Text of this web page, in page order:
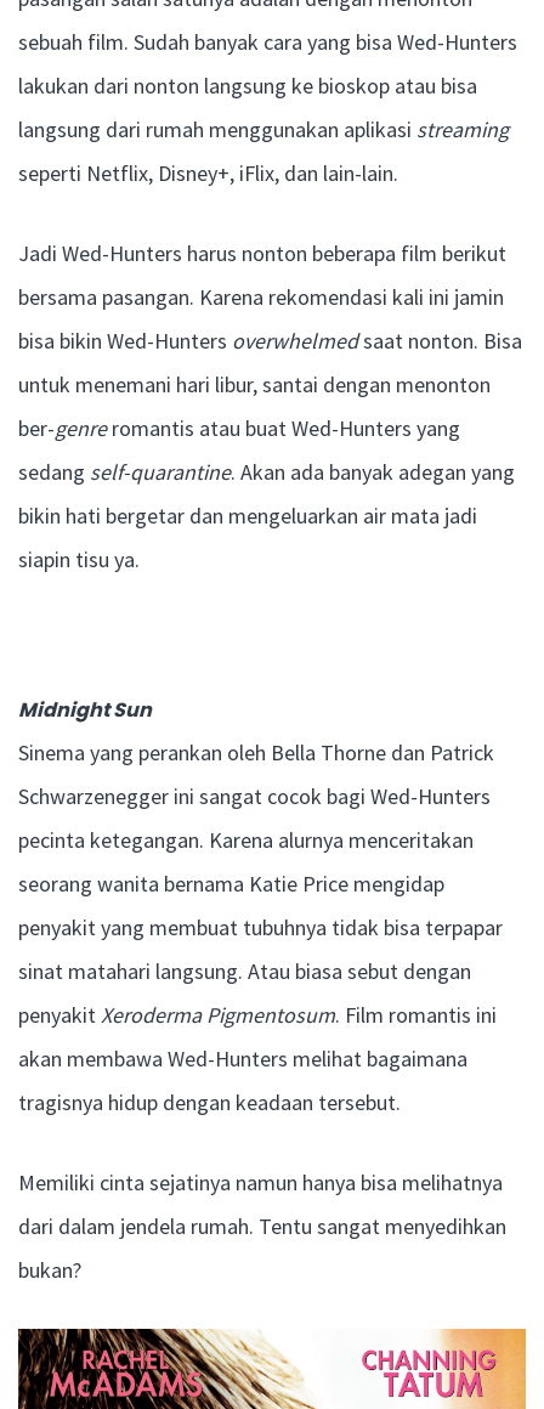
sebuah film. Sudah banyak cara yang bisa Wed-Hunters
lakukan dari nonton langsung ke bioskop atau bisa
langsung dari rumah menggunakan aplikasi streaming
seperti Netflix, Disney+, iFlix, dan lain-lain.
Jadi Wed-Hunters harus nonton beberapa film berikut
bersama pasangan. Karena rekomendasi kali ini jamin
bisa bikin Wed-Hunters overwhelmedsaat nonton. Bisa
untuk menemani hari libur, santai dengan menonton
ber-genreromantis atau buat Wed-Hunters yang
sedang self-quarantine. Akan ada banyak adegan yang
bikin hati bergetar dan mengeluarkan air mata jadi
siapin tisu ya.
Midnight Sun
Sinema yang perankan oleh Bella Thorne dan Patrick
Schwarzenegger ini sangat cocok bagi Wed-Hunters
pecinta ketegangan. Karena alurnya menceritakan
seorang wanita bernama Katie Price mengidap
penyakit yang membuat tubuhnya tidak bisa terpapar
sinat matahari langsung. Atau biasa sebut dengan
penyakitXeroderma Pigmentosum. Film romantis ini
akan membawa Wed-Hunters melihat bagaimana
tragisnya hidup dengan keadaan tersebut.
Memiliki cinta sejatinya namun hanya bisa melihatnya
dari dalam jendela rumah. Tentu sangat menyedihkan
bukan?